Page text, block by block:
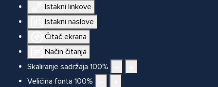
Istakni linkove
Istakni naslove
Čitač ekrana
Način čitanja
Skaliranje sadržaja 100%
Veličina fonta 100%